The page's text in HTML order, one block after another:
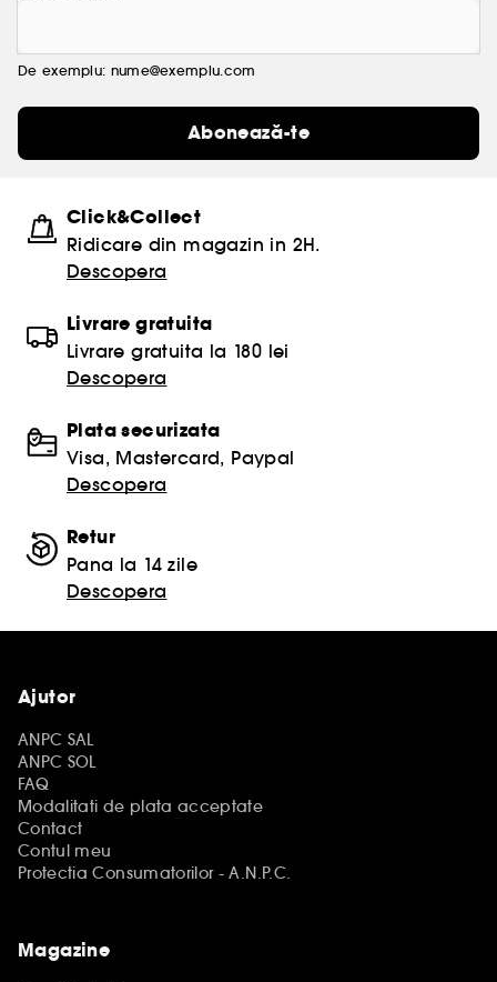
De exemplu: nume@exemplu.com
Abonează-te
Click&Collect
Ridicare din magazin in 2H.
Descopera
Livrare gratuita
Livrare gratuita la 180 lei
Descopera
Plata securizata
Visa, Mastercard, Paypal
Descopera
Retur
Pana la 14 zile
Descopera
Ajutor
ANPC SAL
ANPC SOL
FAQ
Modalitati de plata acceptate
Contact
Contul meu
Protectia Consumatorilor - A.N.P.C.
Magazine